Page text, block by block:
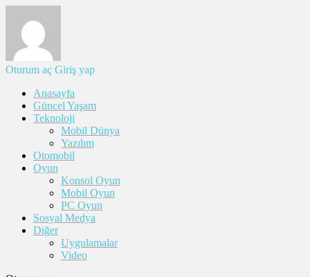
Oturum aç Giriş yap
Anasayfa
Güncel Yaşam
Teknoloji
Mobil Dünya
Yazılım
Otomobil
Oyun
Konsol Oyun
Mobil Oyun
PC Oyun
Sosyal Medya
Diğer
Uygulamalar
Video